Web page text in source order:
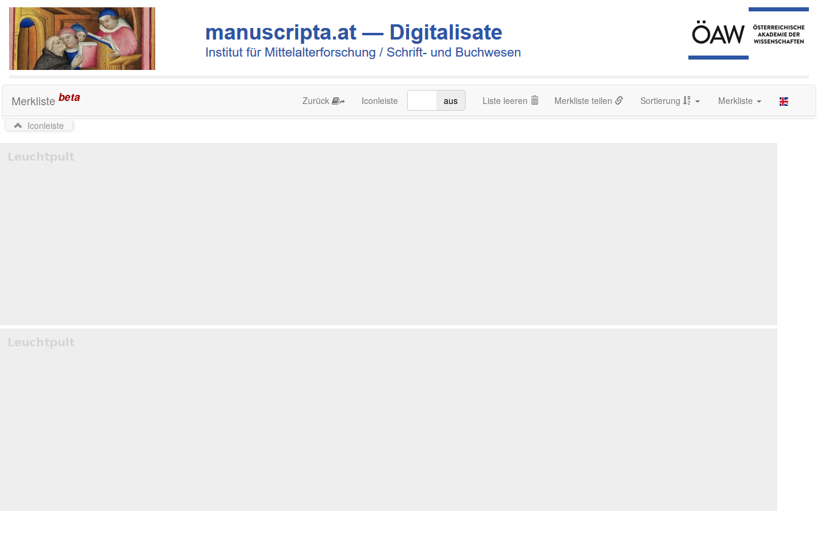
Merkliste beta Zurück Iconleiste
an aus Liste leeren Merkliste teilen Sortierung Merkliste
Iconleiste